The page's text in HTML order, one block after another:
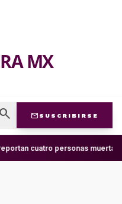
MX
search mail SUSCRIBIRSE
cuatro personas muertas